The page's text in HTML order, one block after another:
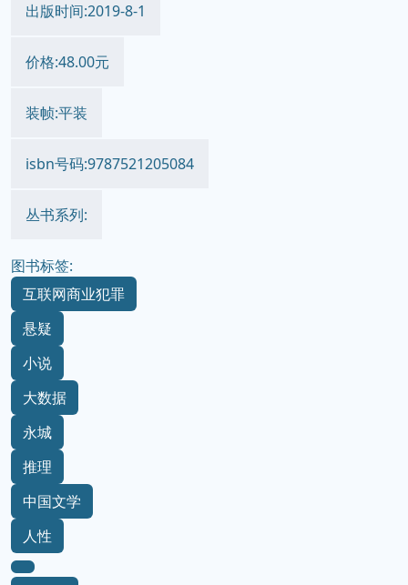
出版时间:2019-8-1
价格:48.00元
装帧:平装
isbn号码:9787521205084
丛书系列:
图书标签:
互联网商业犯罪
悬疑
小说
大数据
永城
推理
中国文学
人性